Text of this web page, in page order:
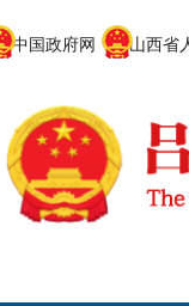
国政府网 山西省人